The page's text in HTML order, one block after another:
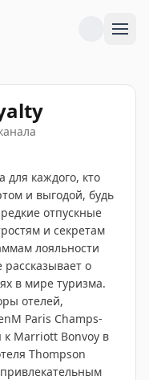
для каждого, кто
и выгодой, будь
отпускные
и секретам
лояльности
о
в мире туризма.
отелей,
Paris Champs-
к Marriott Bonvoy в
Thompson